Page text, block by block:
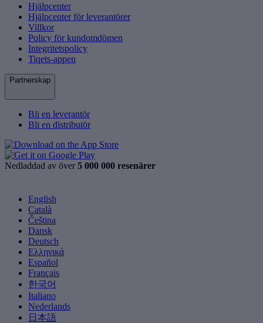
Hjälpcenter
Hjälpcenter för leverantörer
Villkor
Policy för kundomdömen
Integritetspolicy
Tiqets-appen
Partnerskap
Bli en leverantör
Bli en distributör
Nedladdad av över 5 000 000 resenärer
English
Català
Čeština
Dansk
Deutsch
Ελληνικά
Español
Français
한국어
Italiano
Nederlands
日本語